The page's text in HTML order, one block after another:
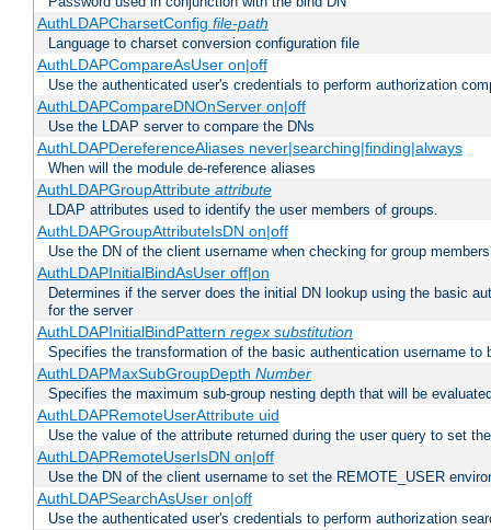
AuthLDAPCharsetConfig file-path
Language to charset conversion configuration file
AuthLDAPCompareAsUser on|off
Use the authenticated user's credentials to perform authorization
AuthLDAPCompareDNOnServer on|off
Use the LDAP server to compare the DNs
AuthLDAPDereferenceAliases never|searching|finding|always
When will the module de-reference aliases
AuthLDAPGroupAttribute attribute
LDAP attributes used to identify the user members of groups.
AuthLDAPGroupAttributeIsDN on|off
Use the DN of the client username when checking for group
AuthLDAPInitialBindAsUser off|on
Determines if the server does the initial DN lookup using the basic
for the server
AuthLDAPInitialBindPattern regex substitution
Specifies the transformation of the basic authentication username
AuthLDAPMaxSubGroupDepth Number
Specifies the maximum sub-group nesting depth that will be
AuthLDAPRemoteUserAttribute uid
Use the value of the attribute returned during the user query to set
AuthLDAPRemoteUserIsDN on|off
Use the DN of the client username to set the REMOTE_USER
AuthLDAPSearchAsUser on|off
Use the authenticated user's credentials to perform authorization